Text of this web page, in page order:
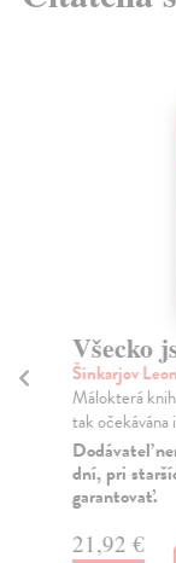
Všecko
Šinkarjov
Málokterá
tak očekávána
Dodávateľ
dní, pri
garantovať.
21,92 €